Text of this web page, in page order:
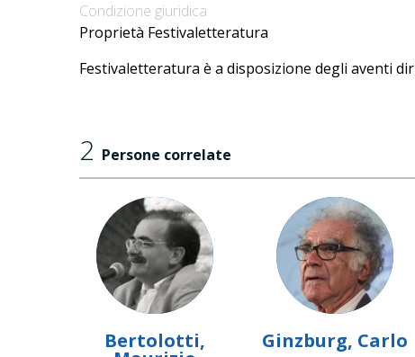
Condizione giuridica
Proprietà Festivaletteratura
Festivaletteratura è a disposizione degli aventi
2 Persone correlate
Bertolotti, Ginzburg, Carlo